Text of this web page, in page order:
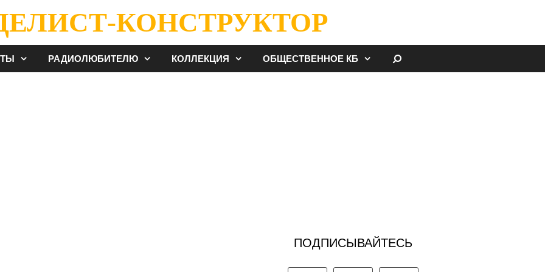
КОНСТРУКТОР
РАДИОЛЮБИТЕЛЮ КОЛЛЕКЦИЯ ОБЩЕСТВЕННОЕ КБ
ПОДПИСЫВАЙТЕСЬ